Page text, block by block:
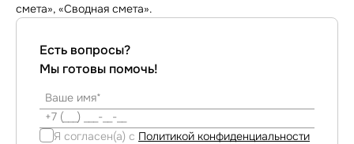
смета», «Сводная смета».
Есть вопросы?
Мы готовы помочь!
Я согласен(а) с Политикой конфиденциальности